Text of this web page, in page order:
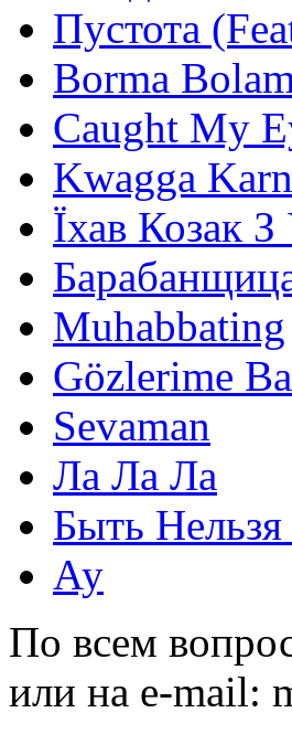
Пустота
Borma
Caught My
Kwagga
Їхав Козак З
Muhabbating
Gözlerime
Sevaman
Ла Ла Ла
Быть
Ау
По всем
или на e-mail: